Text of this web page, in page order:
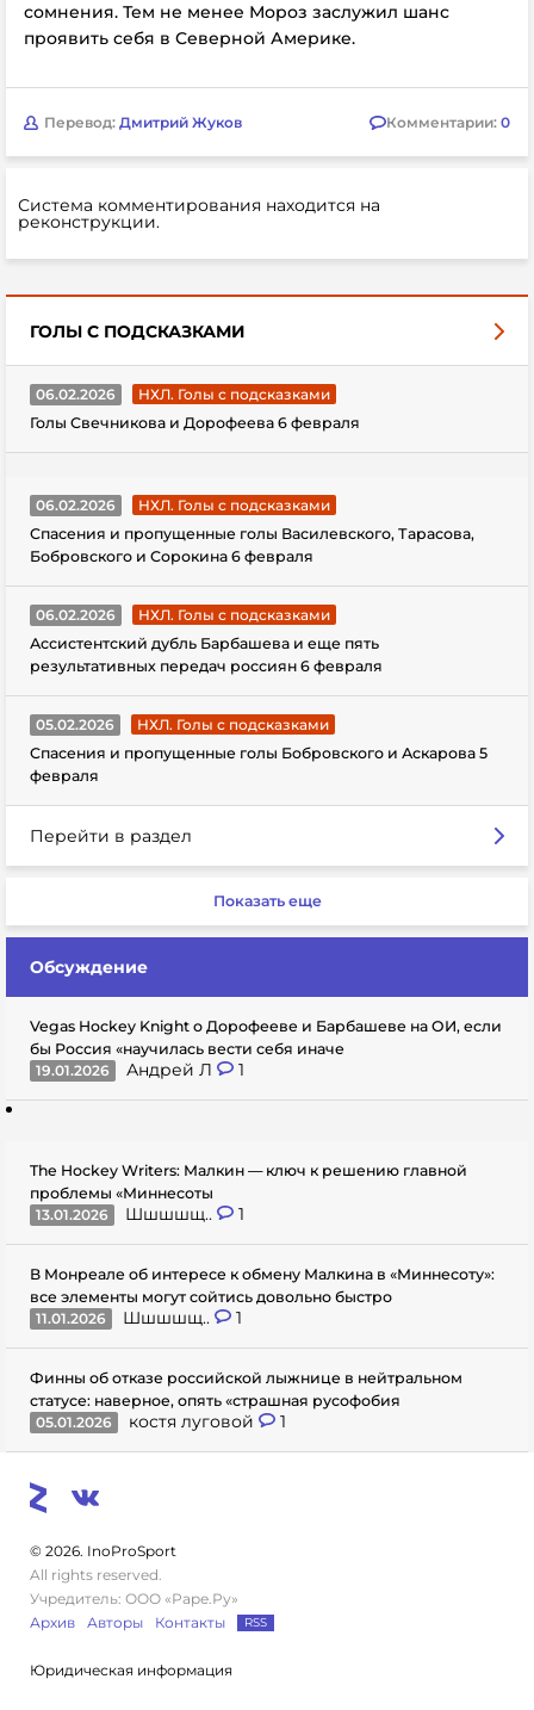
сомнения. Тем не менее Мороз заслужил шанс
проявить себя в Северной Америке.
Перевод: Дмитрий Жуков Комментарии: 0
Система комментирования находится на
реконструкции.
ГОЛЫ С ПОДСКАЗКАМИ
06.02.2026
НХЛ. Голы с подсказками
Голы Свечникова и Дорофеева 6 февраля
06.02.2026
НХЛ. Голы с подсказками
Спасения и пропущенные голы Василевского, Тарасова,
Бобровского и Сорокина 6 февраля
06.02.2026
НХЛ. Голы с подсказками
Ассистентский дубль Барбашева и еще пять
результативных передач россиян 6 февраля
05.02.2026
НХЛ. Голы с подсказками
Спасения и пропущенные голы Бобровского и Аскарова 5
февраля
Перейти в раздел
Показать еще
Обсуждение
Vegas Hockey Knight о Дорофееве и Барбашеве на ОИ, если
бы Россия «научилась вести себя иначе
19.01.2026
Андрей Л 1
The Hockey Writers: Малкин — ключ к решению главной
проблемы «Миннесоты
13.01.2026
Шшшшщ.. 1
В Монреале об интересе к обмену Малкина в «Миннесоту»:
все элементы могут сойтись довольно быстро
11.01.2026
Шшшшщ.. 1
Финны об отказе российской лыжнице в нейтральном
статусе: наверное, опять «страшная русофобия
05.01.2026
костя луговой 1
© 2026. InoProSport
All rights reserved.
Учредитель: ООО «Раре.Ру»
Архив
Авторы Контакты RSS
Юридическая информация